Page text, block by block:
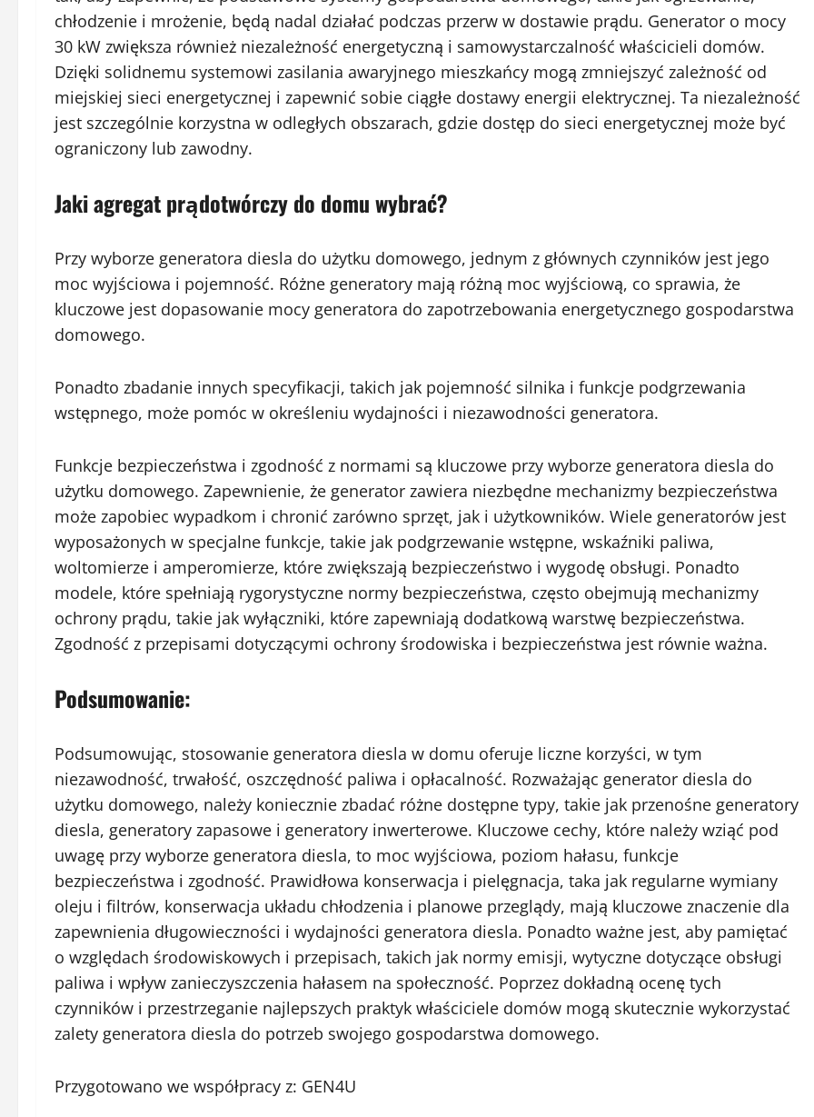
chłodzenie i mrożenie, będą nadal działać podczas przerw w dostawie prądu. Generator o mocy
30 kW zwiększa również niezależność energetyczną i samowystarczalność właścicieli domów.
Dzięki solidnemu systemowi zasilania awaryjnego mieszkańcy mogą zmniejszyć zależność od
miejskiej sieci energetycznej i zapewnić sobie ciągłe dostawy energii elektrycznej. Ta niezależność
jest szczególnie korzystna w odległych obszarach, gdzie dostęp do sieci energetycznej może być
ograniczony lub zawodny.
Jaki agregat prądotwórczy do domu wybrać?
Przy wyborze generatora diesla do użytku domowego, jednym z głównych czynników jest jego
moc wyjściowa i pojemność. Różne generatory mają różną moc wyjściową, co sprawia, że ​​
kluczowe jest dopasowanie mocy generatora do zapotrzebowania energetycznego gospodarstwa
domowego.
Ponadto zbadanie innych specyfikacji, takich jak pojemność silnika i funkcje podgrzewania
wstępnego, może pomóc w określeniu wydajności i niezawodności generatora.
Funkcje bezpieczeństwa i zgodność z normami są kluczowe przy wyborze generatora diesla do
użytku domowego. Zapewnienie, że generator zawiera niezbędne mechanizmy bezpieczeństwa
może zapobiec wypadkom i chronić zarówno sprzęt, jak i użytkowników. Wiele generatorów jest
wyposażonych w specjalne funkcje, takie jak podgrzewanie wstępne, wskaźniki paliwa,
woltomierze i amperomierze, które zwiększają bezpieczeństwo i wygodę obsługi. Ponadto
modele, które spełniają rygorystyczne normy bezpieczeństwa, często obejmują mechanizmy
ochrony prądu, takie jak wyłączniki, które zapewniają dodatkową warstwę bezpieczeństwa.
Zgodność z przepisami dotyczącymi ochrony środowiska i bezpieczeństwa jest równie ważna.
Podsumowanie:
Podsumowując, stosowanie generatora diesla w domu oferuje liczne korzyści, w tym
niezawodność, trwałość, oszczędność paliwa i opłacalność. Rozważając generator diesla do
użytku domowego, należy koniecznie zbadać różne dostępne typy, takie jak przenośne generatory
diesla, generatory zapasowe i generatory inwerterowe. Kluczowe cechy, które należy wziąć pod
uwagę przy wyborze generatora diesla, to moc wyjściowa, poziom hałasu, funkcje
bezpieczeństwa i zgodność. Prawidłowa konserwacja i pielęgnacja, taka jak regularne wymiany
oleju i filtrów, konserwacja układu chłodzenia i planowe przeglądy, mają kluczowe znaczenie dla
zapewnienia długowieczności i wydajności generatora diesla. Ponadto ważne jest, aby pamiętać
o względach środowiskowych i przepisach, takich jak normy emisji, wytyczne dotyczące obsługi
paliwa i wpływ zanieczyszczenia hałasem na społeczność. Poprzez dokładną ocenę tych
czynników i przestrzeganie najlepszych praktyk właściciele domów mogą skutecznie wykorzystać
zalety generatora diesla do potrzeb swojego gospodarstwa domowego.
Przygotowano we współpracy z: GEN4U